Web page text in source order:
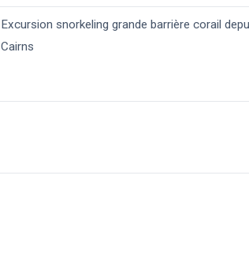
Excursion snorkeling grande barrière corail​
Cairns